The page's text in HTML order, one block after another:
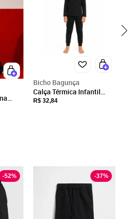
Bicho Bagunça
Calça Térmica Infantil
Flanelada Lisa Meninas
R$ 32,84
-52% -37%